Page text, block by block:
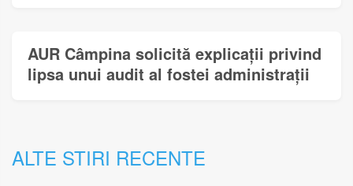
AUR Câmpina solicită explicații privind
lipsa unui audit al fostei administrații
ALTE STIRI RECENTE